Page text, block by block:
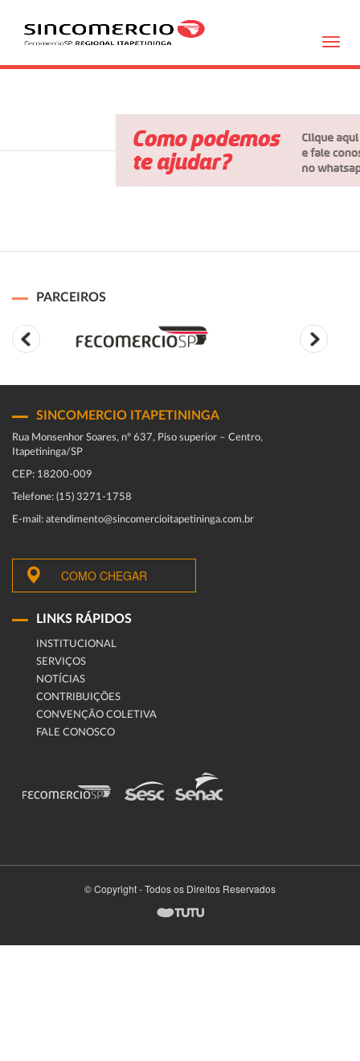
PARCEIROS
SINCOMERCIO ITAPETININGA
Rua Monsenhor Soares, nº 637, Piso superior – Centro,
Itapetininga/SP
CEP: 18200-009
Telefone: (15) 3271-1758
E-mail: atendimento@sincomercioitapetininga.com.br
COMO CHEGAR
LINKS RÁPIDOS
INSTITUCIONAL
SERVIÇOS
NOTÍCIAS
CONTRIBUIÇÕES
CONVENÇÃO COLETIVA
FALE CONOSCO
© Copyright - Todos os Direitos Reservados